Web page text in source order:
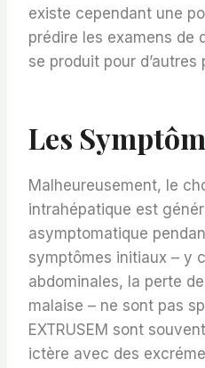
existe cependant une
prédire les examens de
se produit pour d’autres
Les
Malheureusement, le
intrahépatique est
asymptomatique
symptômes initiaux – y
abdominales, la perte
malaise – ne sont pas
EXTRUSEM sont
ictère avec des